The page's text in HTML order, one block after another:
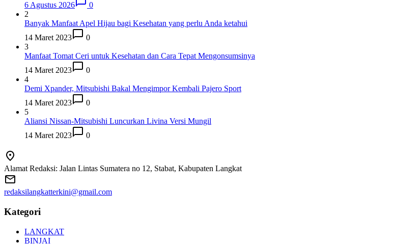
6 Agustus 2026
0
2
Banyak Manfaat Apel Hijau bagi Kesehatan yang perlu Anda ketahui
14 Maret 2023
0
3
Manfaat Tomat Ceri untuk Kesehatan dan Cara Tepat Mengonsumsinya
14 Maret 2023
0
4
Demi Xpander, Mitsubishi Bakal Mengimpor Kembali Pajero Sport
14 Maret 2023
0
5
Aliansi Nissan-Mitsubishi Luncurkan Livina Versi Mungil
14 Maret 2023
0
Alamat Redaksi: Jalan Lintas Sumatera no 12, Stabat, Kabupaten Langkat
redaksilangkatterkini@gmail.com
Kategori
LANGKAT
BINJAI